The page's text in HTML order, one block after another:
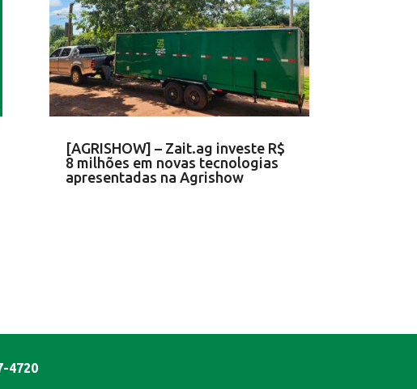
[AGRISHOW] – Zait.ag investe R$
8 milhões em novas tecnologias
apresentadas na Agrishow
4720